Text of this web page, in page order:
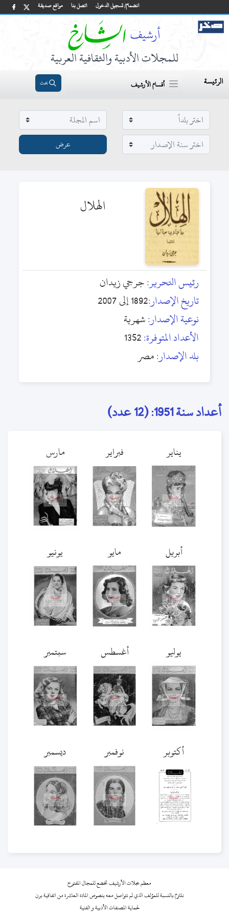
مواقع صديقة اتصل بنا انضمام/ تسجيل الدخول
للمجلات الأدبية والثقافية العربية
الرئيسة أقسام الأرشيف بحث
الهلال
رئيس التحرير:جرجي زيدان
تاريخ الإصدار:1892 إلى 2007
نوعية الإصدار:شهرية
الأعداد المتوفرة:1352
بلد الإصدار:مصر
أعداد سنة 1951: (12 عدد)
يناير فبراير مارس
أبريل مايو يونيو
يوليو أغسطس سبتمبر
أكتوبر نوفمبر ديسمبر
معظم مجلات الأرشيف تخضع للمجال المفتوح
نلتزم بالنسبة للمؤلف الذي لم نتواصل معه بنصوص المادة العاشرة من اتفاقية برن
لحماية المصنفات الأدبية و الفنية